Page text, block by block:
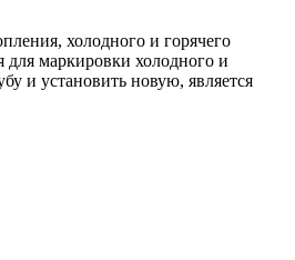
холодного и горячего
для маркировки холодного и
и установить новую, является